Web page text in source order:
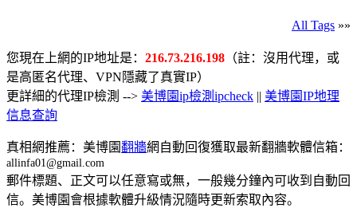
All Tags »»
您現在上網的IP地址是： 216.73.216.198 （註：沒用代理，或
是高匿名代理、VPN隱藏了真實IP）
更詳細的代理IP檢測 --> 美博園ip檢測ipcheck || 美博園IP地理
信息查詢
真相網推薦：美博園翻牆網自動回復獲取最新翻牆軟體信箱：
allinfa01@gmail.com
郵件標題、正文可以任意寫或無，一般幾分鐘內可收到自動回
信。美博園會根據軟體升級情況隨時更新索取內容。